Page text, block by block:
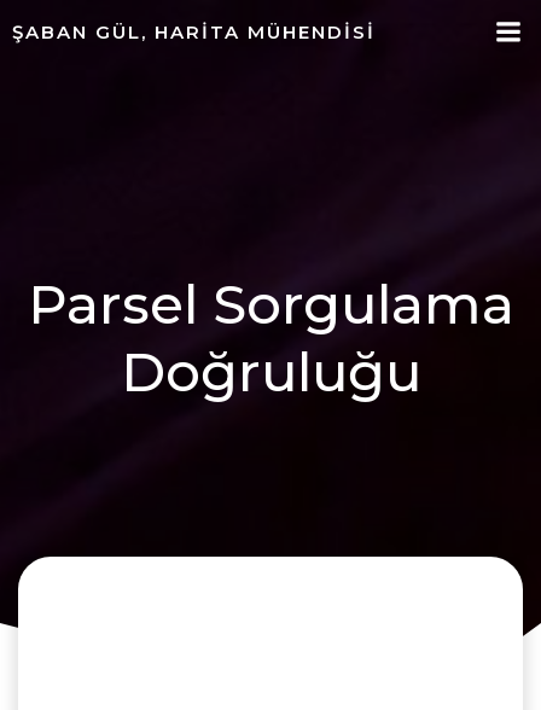
ŞABAN GÜL, HARITA MÜHENDISI
Parsel Sorgulama
Doğruluğu